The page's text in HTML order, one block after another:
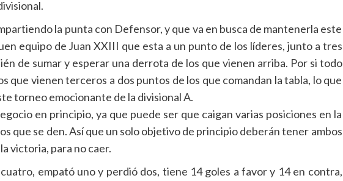
la punta con Defensor, y que va en busca de mantenerla este
equipo de Juan XXIII que esta a un punto de los líderes, junto a tres
de sumar y esperar una derrota de los que vienen arriba. Por si todo
que vienen terceros a dos puntos de los que comandan la tabla, lo que
torneo emocionante de la divisional A.
en principio, ya que puede ser que caigan varias posiciones en la
que se den. Así que un solo objetivo de principio deberán tener ambos
victoria, para no caer.
empató uno y perdió dos, tiene 14 goles a favor y 14 en contra,